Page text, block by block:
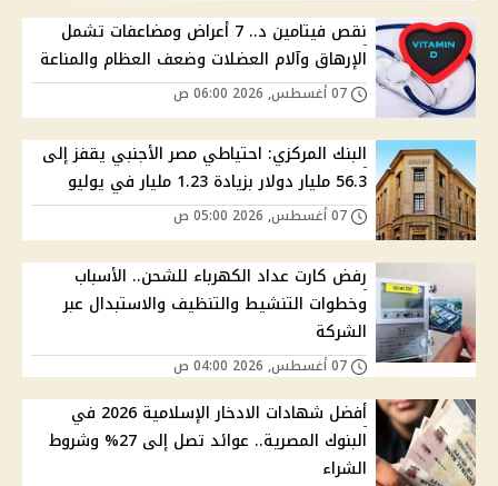
نقص فيتامين د.. 7 أعراض ومضاعفات تشمل
الإرهاق وآلام العضلات وضعف العظام والمناعة
البنك المركزي: احتياطي مصر الأجنبي يقفز إلى
56.3 مليار دولار بزيادة 1.23 مليار في يوليو
رفض كارت عداد الكهرباء للشحن.. الأسباب
وخطوات التنشيط والتنظيف والاستبدال عبر
الشركة
أفضل شهادات الادخار الإسلامية 2026 في
البنوك المصرية.. عوائد تصل إلى 27% وشروط
الشراء